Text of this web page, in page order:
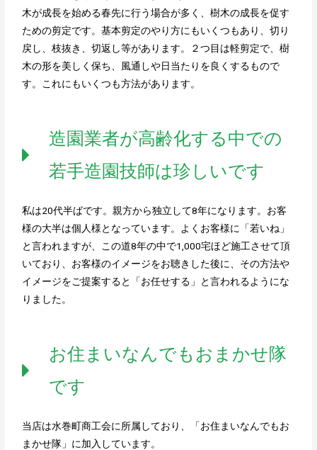
木が成長を始める春先に行う場合が多く、樹木の成長を促す
ための剪定です。基本剪定のやり方にもいくつもあり、切り
戻し、枝抜き、切返し等があります。２つ目は軽剪定で、樹
木の形を美しく保ち、風通しや日当たりを良くするもので
す。これにもいくつも方法があります。
造園業者が高齢化する中での
若手造園技師は珍しいです
私は20代半ばです。親方から独立して8年になります。お客
様の大半は個人様となっています。よくお客様に「若いね」
と言われますが、この道8年の中で1,000宅ほど施工させて頂
いており、お客様のイメージをお聴きした後に、その方法や
イメージをご提案すると「お任せする」と言われるようにな
りました。
お住まいなんでもおまかせ隊
です
当店は水巻町商工会に所属しており、「お住まいなんでもお
まかせ隊」に加入しています。